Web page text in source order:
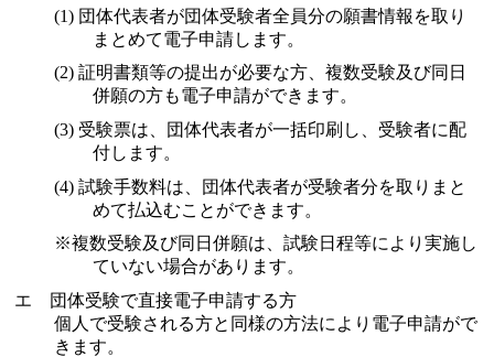
(1) 団体代表者が団体受験者全員分の願書情報を取り
まとめて電子申請します。
(2) 証明書類等の提出が必要な方、複数受験及び同日
併願の方も電子申請ができます。
(3) 受験票は、団体代表者が一括印刷し、受験者に配
付します。
(4) 試験手数料は、団体代表者が受験者分を取りまと
めて払込むことができます。
※複数受験及び同日併願は、試験日程等により実施し
ていない場合があります。
エ 団体受験で直接電子申請する方
個人で受験される方と同様の方法により電子申請がで
きます。